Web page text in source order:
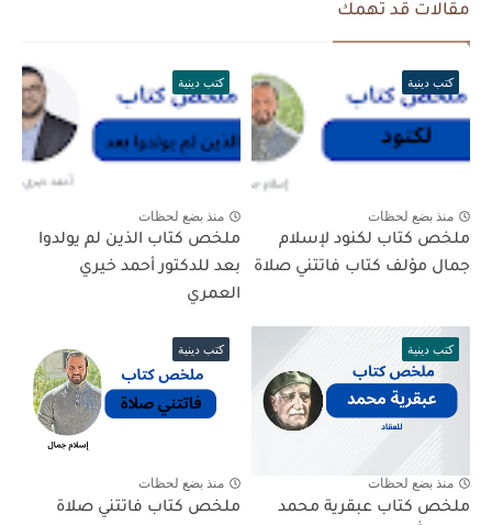
مقالات قد تهمك
كتب دينية
منذ بضع لحظات
ملخص كتاب لكنود لإسلام
جمال مؤلف كتاب فاتتني صلاة
كتب دينية
منذ بضع لحظات
ملخص كتاب الذين لم يولدوا
بعد للدكتور أحمد خيري
العمري
كتب دينية
منذ بضع لحظات
ملخص كتاب عبقرية محمد
كتب دينية
منذ بضع لحظات
ملخص كتاب فاتتني صلاة